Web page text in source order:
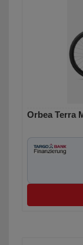
Orbea Terra